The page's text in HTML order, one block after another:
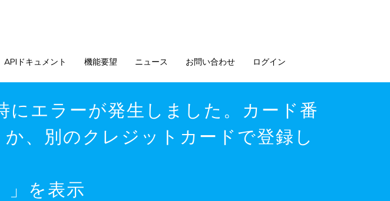
APIドキュメント 機能要望 ニュース お問い合わせ ログイン
にエラーが発生しました。カード番
、別のクレジットカードで登録し
」を表示